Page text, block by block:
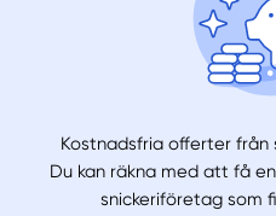
Kostnadsfria offerter från
Du kan räkna med att få
snickeriföretag som